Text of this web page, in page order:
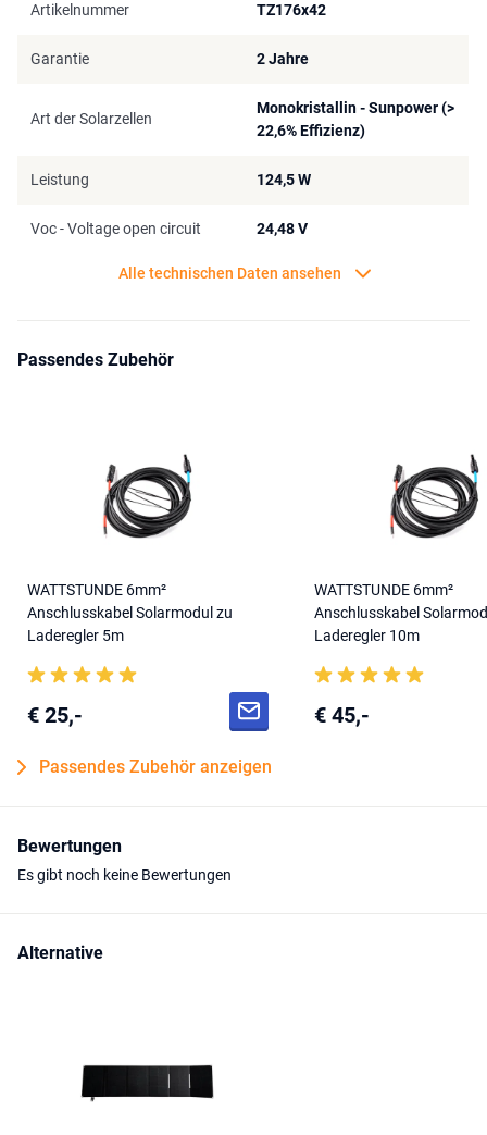
Artikelnummer TZ176x42
Garantie 2 Jahre
Art der Solarzellen
Monokristallin - Sunpower (>
22,6% Effizienz)
Leistung 124,5 W
Voc - Voltage open circuit 24,48 V
Alle technischen Daten ansehen
Passendes Zubehör
WATTSTUNDE 6mm²
Anschlusskabel Solarmodul zu
Laderegler 5m
€ 25,-
WATTSTUNDE 6mm²
Anschlusskabel
Laderegler 10m
€ 45,-
Passendes Zubehör anzeigen
Bewertungen
Es gibt noch keine Bewertungen
Alternative